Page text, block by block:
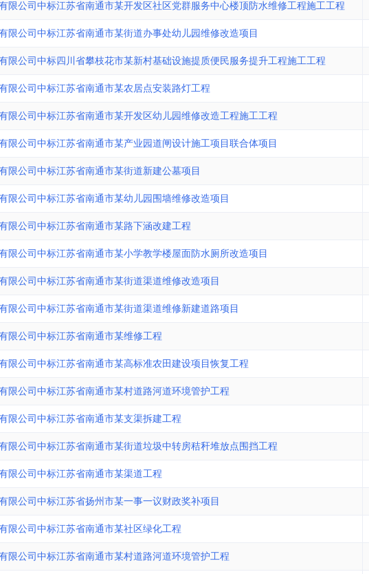
限公司中标江苏省南通市某开发区社区党群服务中心楼顶防水维修工程施工工程
限公司中标江苏省南通市某街道办事处幼儿园维修改造项目
限公司中标四川省攀枝花市某新村基础设施提质便民服务提升工程施工工程
限公司中标江苏省南通市某农居点安装路灯工程
限公司中标江苏省南通市某开发区幼儿园维修改造工程施工工程
限公司中标江苏省南通市某产业园道闸设计施工项目联合体项目
限公司中标江苏省南通市某街道新建公墓项目
限公司中标江苏省南通市某幼儿园围墙维修改造项目
限公司中标江苏省南通市某路下涵改建工程
限公司中标江苏省南通市某小学教学楼屋面防水厕所改造项目
限公司中标江苏省南通市某街道渠道维修改造项目
限公司中标江苏省南通市某街道渠道维修新建道路项目
限公司中标江苏省南通市某维修工程
限公司中标江苏省南通市某高标准农田建设项目恢复工程
限公司中标江苏省南通市某村道路河道环境管护工程
限公司中标江苏省南通市某支渠拆建工程
限公司中标江苏省南通市某街道垃圾中转房秸秆堆放点围挡工程
限公司中标江苏省南通市某渠道工程
限公司中标江苏省扬州市某一事一议财政奖补项目
限公司中标江苏省南通市某社区绿化工程
限公司中标江苏省南通市某村道路河道环境管护工程